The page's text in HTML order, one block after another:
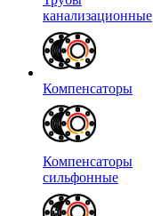
канализационные
Компенсаторы
Компенсаторы
сильфонные